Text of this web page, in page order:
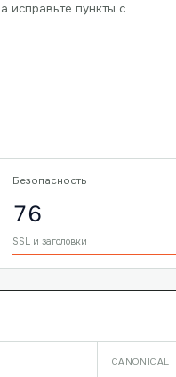
исправьте пункты с
Безопасность
76
SSL и заголовки
CANONICAL